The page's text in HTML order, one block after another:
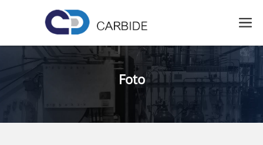
Foto